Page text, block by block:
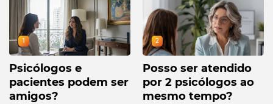
1
Psicólogos e
pacientes podem ser
amigos?
2
Posso ser atendido
por 2 psicólogos ao
mesmo tempo?